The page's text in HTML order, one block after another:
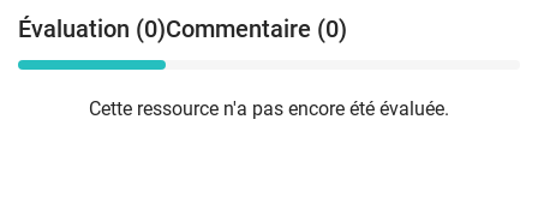
Évaluation (0)Commentaire (0)
Cette ressource n'a pas encore été évaluée.